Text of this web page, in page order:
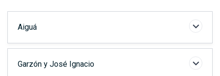
Aiguá
Garzón y José Ignacio